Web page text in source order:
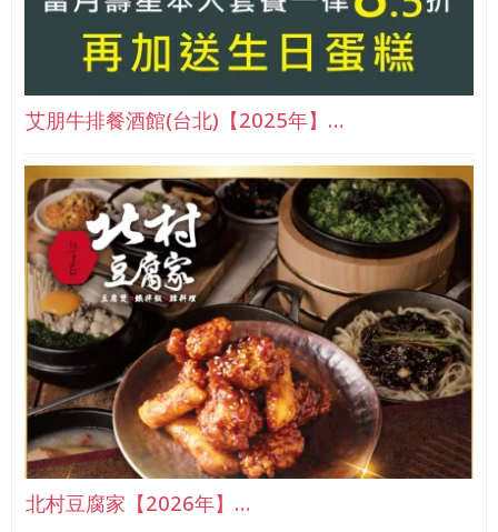
艾朋牛排餐酒館(台北)【2025年】…
北村豆腐家【2026年】…